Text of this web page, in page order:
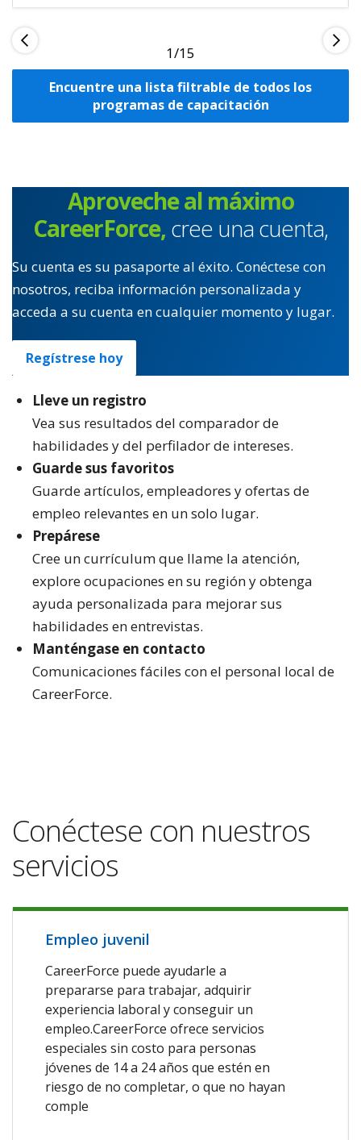
1
Encuentre una lista filtrable de todos los
programas de capacitación
Aproveche al máximo
CareerForce, cree una cuenta,
Su cuenta es su pasaporte al éxito. Conéctese con
nosotros, reciba información personalizada y
acceda a su cuenta en cualquier momento y lugar.
Regístrese hoy
Lleve un registro
Vea sus resultados del comparador de
habilidades y del perfilador de intereses.
Guarde sus favoritos
Guarde artículos, empleadores y ofertas de
empleo relevantes en un solo lugar.
Prepárese
Cree un currículum que llame la atención,
explore ocupaciones en su región y obtenga
ayuda personalizada para mejorar sus
habilidades en entrevistas.
Manténgase en contacto
Comunicaciones fáciles con el personal local de
CareerForce.
Conéctese con nuestros
servicios
Empleo juvenil
CareerForce puede ayudarle a
prepararse para trabajar, adquirir
experiencia laboral y conseguir un
empleo.CareerForce ofrece servicios
especiales sin costo para personas
jóvenes de 14 a 24 años que estén en
riesgo de no completar, o que no hayan
comple